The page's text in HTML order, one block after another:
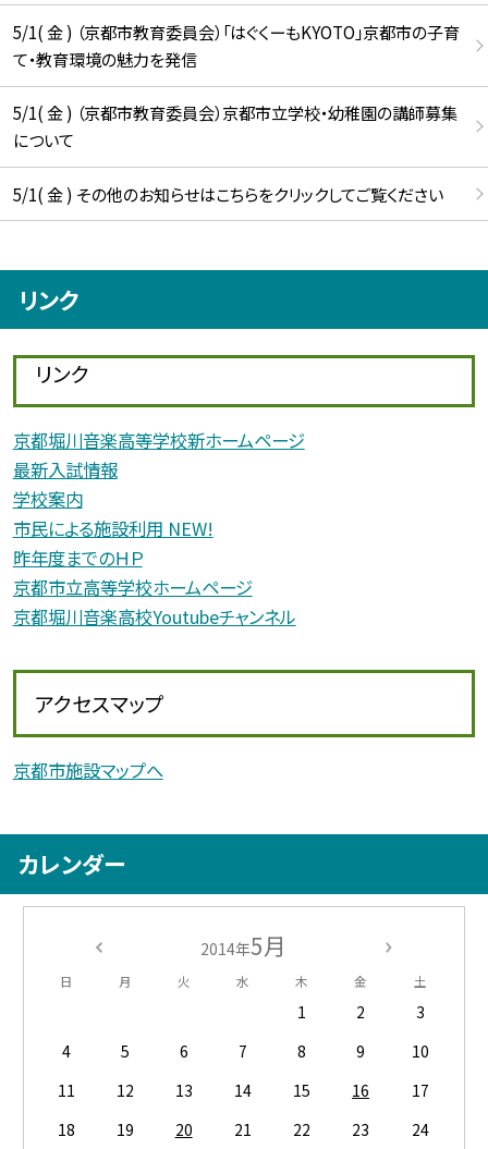
5/1( 金 ) （京都市教育委員会）「はぐくーもKYOTO」京都市の子育
て・教育環境の魅力を発信
5/1( 金 ) （京都市教育委員会）京都市立学校・幼稚園の講師募集
について
5/1( 金 ) その他のお知らせはこちらをクリックしてご覧ください
リンク
リンク
京都堀川音楽高等学校新ホームページ
最新入試情報
学校案内
市民による施設利用 NEW!
昨年度までのＨＰ
京都市立高等学校ホームページ
京都堀川音楽高校Youtubeチャンネル
アクセスマップ
京都市施設マップへ
カレンダー
2014年5月
日 月 火 水 木 金 土
1 2
3
4
5 6 7 8 9
10
11
12 13 14 15 16
17
18
19 20 21 22 23
24